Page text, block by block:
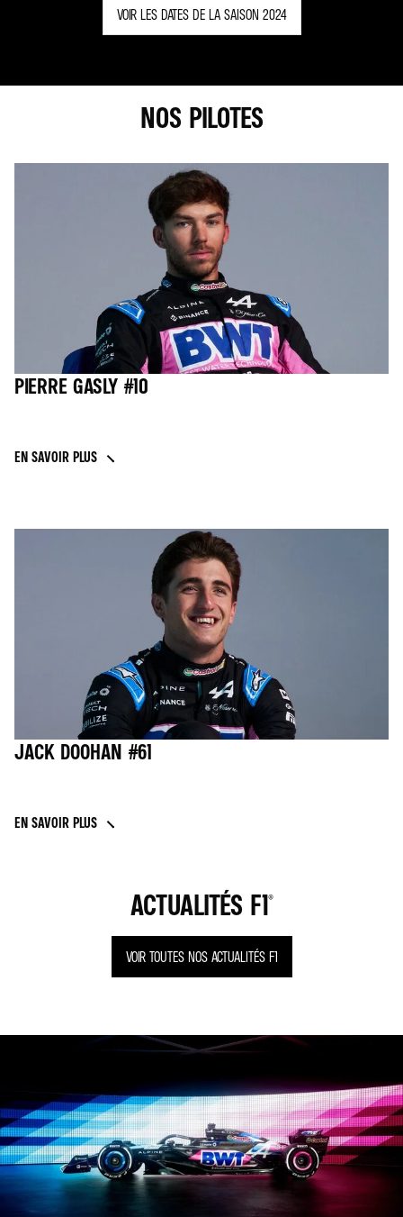
VOIR LES DATES DE LA SAISON 2024
NOS PILOTES
PIERRE GASLY #10
EN SAVOIR PLUS
JACK DOOHAN #61
EN SAVOIR PLUS
ACTUALITÉS F1®
VOIR TOUTES NOS ACTUALITÉS F1